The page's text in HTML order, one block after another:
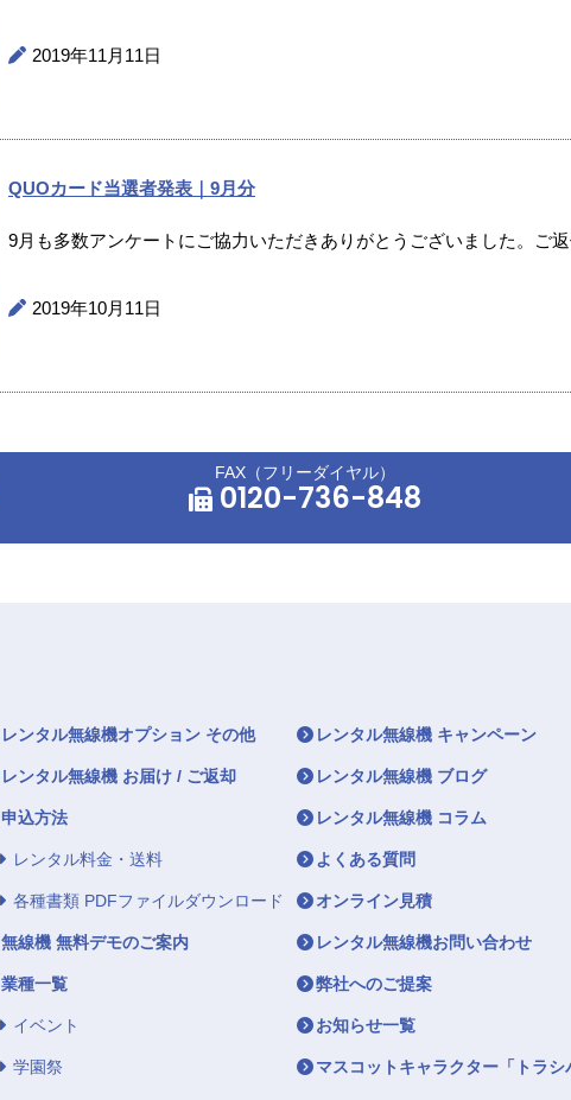
2019年11月11日
QUOカード当選者発表｜9月分
9月も多数アンケートにご協力いただきありがとうございました。ご
2019年10月11日
FAX（フリーダイヤル）
0120-736-848
レンタル無線機オプション その他
レンタル無線機 お届け / ご返却
申込方法
レンタル料金・送料
各種書類 PDFファイルダウンロード
無線機 無料デモのご案内
業種一覧
イベント
学園祭
レンタル無線機 キャンペーン
レンタル無線機 ブログ
レンタル無線機 コラム
よくある質問
オンライン見積
レンタル無線機お問い合わせ
弊社へのご提案
お知らせ一覧
マスコットキャラクター「トラシ